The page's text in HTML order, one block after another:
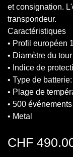
et consignation.
transpondeur.
Caractéristiques
• Profil européen
• Diamètre du
• Indice de
• Type de
• Plage de
• 500
• Metal
CHF